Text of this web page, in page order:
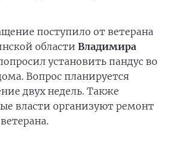
поступило от ветерана
области Владимира
установить пандус во
Вопрос планируется
двух недель. Также
власти организуют ремонт